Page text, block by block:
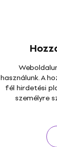
használunk. A
fél hirdetési
személyre